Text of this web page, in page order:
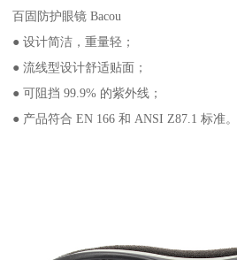
百固防护眼镜 Bacou
● 设计简洁，重量轻；
● 流线型设计舒适贴面；
● 可阻挡 99.9% 的紫外线；
● 产品符合 EN 166 和 ANSI Z87.1 标准。